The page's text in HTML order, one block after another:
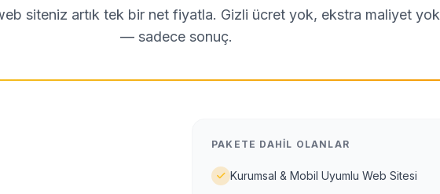
siteniz artık tek bir net fiyatla. Gizli ücret yok, ekstra maliyet yok
— sadece sonuç.
PAKETE DAHIL OLANLAR
Kurumsal & Mobil Uyumlu Web Sitesi